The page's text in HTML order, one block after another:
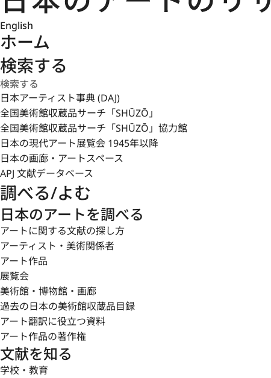
English
ホーム
検索する
日本アーティスト事典 (DAJ)
全国美術館収蔵品サーチ「SHŪZŌ」
全国美術館収蔵品サーチ「SHŪZŌ」協力館
日本の現代アート展覧会 1945年以降
日本の画廊・アートスペース
APJ 文献データベース
調べる/よむ
日本のアートを調べる
アートに関する文献の探し方
アーティスト・美術関係者
アート作品
展覧会
美術館・博物館・画廊
過去の日本の美術館収蔵品目録
アート翻訳に役立つ資料
アート作品の著作権
文献を知る
学校・教育